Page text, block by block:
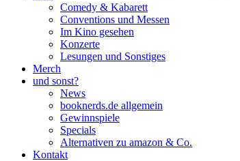
Comedy & Kabarett
Conventions und Messen
Im Kino gesehen
Konzerte
Lesungen und Sonstiges
Merch
und sonst?
News
booknerds.de allgemein
Gewinnspiele
Specials
Alternativen zu amazon & Co.
Kontakt